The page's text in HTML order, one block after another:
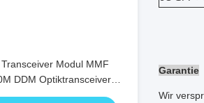
Modul MMF
DDM Optiktransceiver
Garantie
Wir